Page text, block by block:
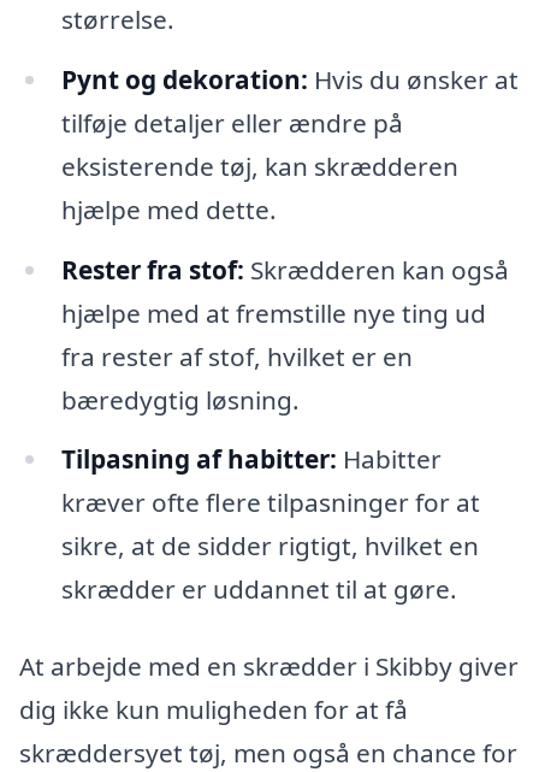
størrelse.
Pynt og dekoration: Hvis du ønsker at
tilføje detaljer eller ændre på
eksisterende tøj, kan skrædderen
hjælpe med dette.
Rester fra stof: Skrædderen kan også
hjælpe med at fremstille nye ting ud
fra rester af stof, hvilket er en
bæredygtig løsning.
Tilpasning af habitter: Habitter
kræver ofte flere tilpasninger for at
sikre, at de sidder rigtigt, hvilket en
skrædder er uddannet til at gøre.
At arbejde med en skrædder i Skibby giver
dig ikke kun muligheden for at få
skræddersyet tøj, men også en chance for